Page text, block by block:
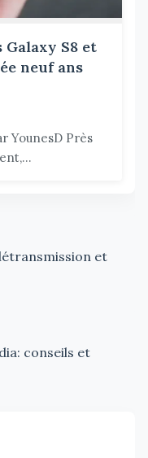
S8 et
neuf ans
YounesD Près
et
conseils et